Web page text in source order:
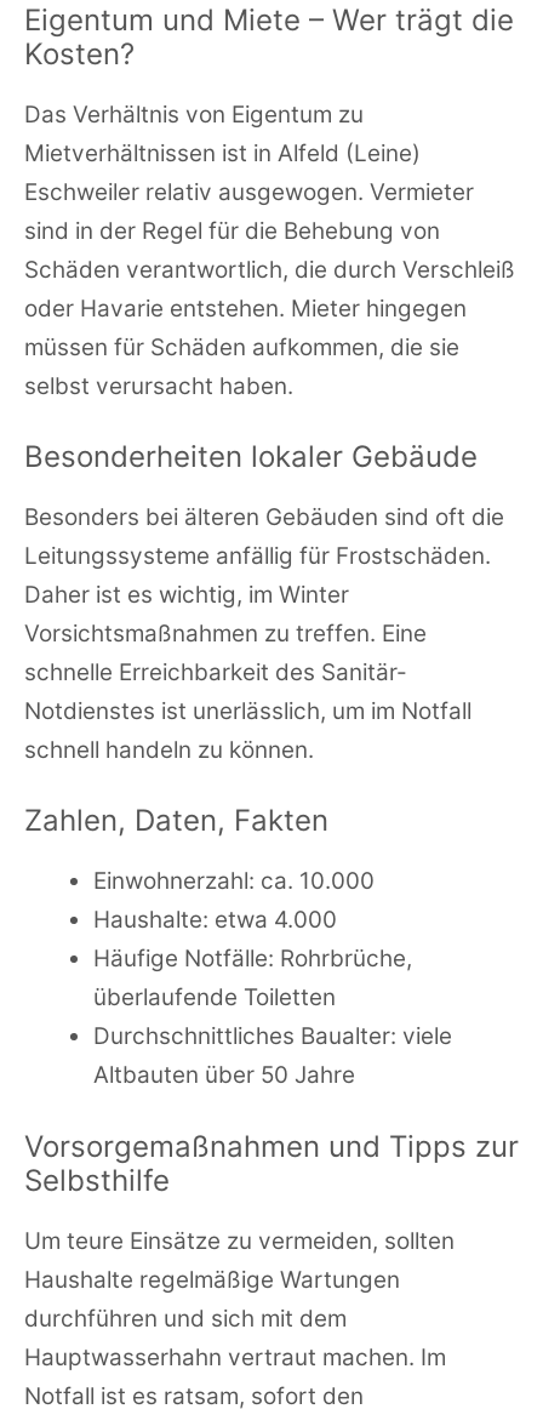
Eigentum und Miete – Wer trägt die
Kosten?
Das Verhältnis von Eigentum zu
Mietverhältnissen ist in Alfeld (Leine)
Eschweiler relativ ausgewogen. Vermieter
sind in der Regel für die Behebung von
Schäden verantwortlich, die durch Verschleiß
oder Havarie entstehen. Mieter hingegen
müssen für Schäden aufkommen, die sie
selbst verursacht haben.
Besonderheiten lokaler Gebäude
Besonders bei älteren Gebäuden sind oft die
Leitungssysteme anfällig für Frostschäden.
Daher ist es wichtig, im Winter
Vorsichtsmaßnahmen zu treffen. Eine
schnelle Erreichbarkeit des Sanitär-
Notdienstes ist unerlässlich, um im Notfall
schnell handeln zu können.
Zahlen, Daten, Fakten
Einwohnerzahl: ca. 10.000
Haushalte: etwa 4.000
Häufige Notfälle: Rohrbrüche,
überlaufende Toiletten
Durchschnittliches Baualter: viele
Altbauten über 50 Jahre
Vorsorgemaßnahmen und Tipps zur
Selbsthilfe
Um teure Einsätze zu vermeiden, sollten
Haushalte regelmäßige Wartungen
durchführen und sich mit dem
Hauptwasserhahn vertraut machen. Im
Notfall ist es ratsam, sofort den